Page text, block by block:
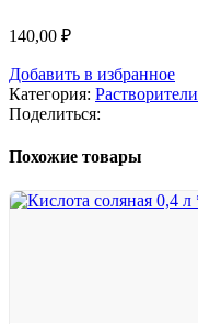
140,00 ₽
Добавить в избранное
Категория: Растворители
Поделиться:
Похожие товары